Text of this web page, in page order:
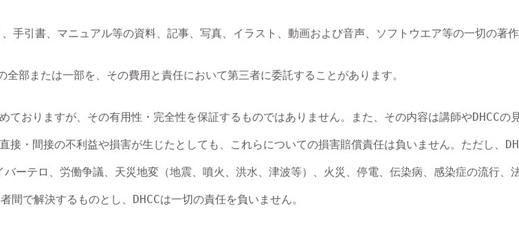
手引書、マニュアル等の資料、記事、写真、イラスト、動画および音声、ソフトウエア等の一切の
部または一部を、その費用と責任において第三者に委託することがあります。
ておりますが、その有用性・完全性を保証するものではありません。また、その内容は講師やDHCC
・間接の不利益や損害が生じたとしても、これらについての損害賠償責任は負いません。ただし、
ーテロ、労働争議、天災地変（地震、噴火、洪水、津波等）、火災、停電、伝染病、感染症の流行
で解決するものとし、DHCCは一切の責任を負いません。